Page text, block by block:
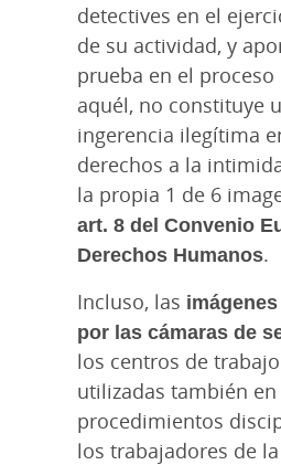
detectives en el
de su actividad, y
prueba en el
aquél, no constituye
ingerencia ilegítima
derechos a la
la propia 1 de 6
art. 8 del Convenio
Derechos Humanos.
Incluso, las
por las cámaras de
los centros de
utilizadas también en
procedimientos
los trabajadores de la